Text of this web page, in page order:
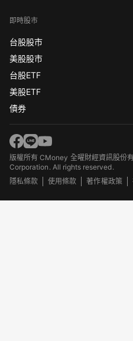
即時股市
台股股市
美股股市
台股ETF
美股ETF
債券
版權所有 CMoney 全曜財經資訊股
Corporation. All rights reserved.
隱私條款
使用條款 著作權政策